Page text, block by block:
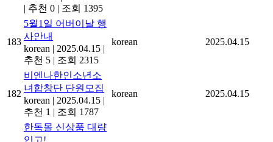
| 추천 0 | 조회 1395
183
5월1일 어버이날 행
사안내
korean | 2025.04.15 |
추천 5 | 조회 2315
korean 2025.04.15
182
비엔나한인소년소
녀합창단 단원모집
korean | 2025.04.15 |
추천 1 | 조회 1787
korean 2025.04.15
한독몰 신상품 대량